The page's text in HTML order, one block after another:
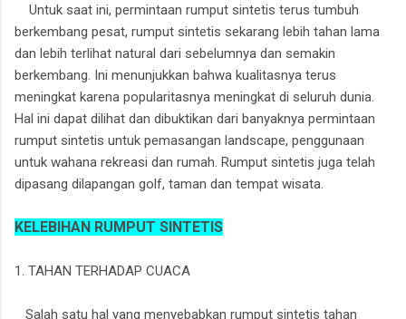
Untuk saat ini, permintaan rumput sintetis terus tumbuh
berkembang pesat, rumput sintetis sekarang lebih tahan lama
dan lebih terlihat natural dari sebelumnya dan semakin
berkembang. Ini menunjukkan bahwa kualitasnya terus
meningkat karena popularitasnya meningkat di seluruh dunia.
Hal ini dapat dilihat dan dibuktikan dari banyaknya permintaan
rumput sintetis untuk pemasangan landscape, penggunaan
untuk wahana rekreasi dan rumah. Rumput sintetis juga telah
dipasang dilapangan golf, taman dan tempat wisata.
KELEBIHAN RUMPUT SINTETIS
1. TAHAN TERHADAP CUACA
Salah satu hal yang menyebabkan rumput sintetis tahan